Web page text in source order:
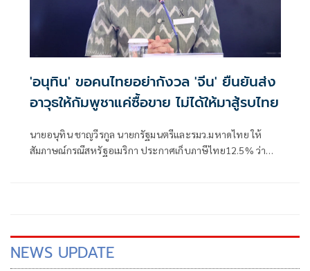
'อนุทิน' ขอคนไทยอย่ากังวล 'จีน' ยืนยันส่ง
อาวุธให้กัมพูชาแค่ซื้อขาย ไม่ได้ให้มาสู้รบไทย
นายอนุทิน ชาญวีรกูล นายกรัฐมนตรีและรมว.มหาดไทย ให้
สัมภาษณ์กรณีสหรัฐอเมริกา ประกาศเก็บภาษีไทย12.5% ว่า
NEWS UPDATE